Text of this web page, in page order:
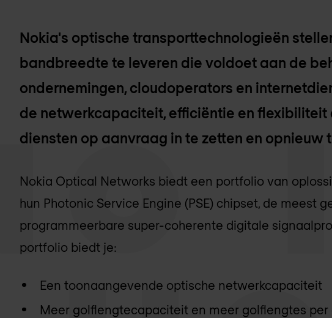
Nokia's optische transporttechnologieën
bandbreedte te leveren die voldoet aan de
ondernemingen, cloudoperators en
de netwerkcapaciteit, efficiëntie en flexibiliteit
diensten op aanvraag in te zetten en opnieuw
Nokia Optical Networks biedt een portfolio van
hun Photonic Service Engine (PSE) chipset, de meest
programmeerbare super-coherente digitale
portfolio biedt je:
Een toonaangevende optische netwerkcapaciteit
Meer golflengtecapaciteit en meer golflengtes per